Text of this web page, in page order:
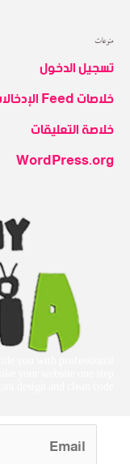
منوعات
تسجيل الدخول
خلاصات Feed الإدخالات
خلاصة التعليقات
WordPress.org